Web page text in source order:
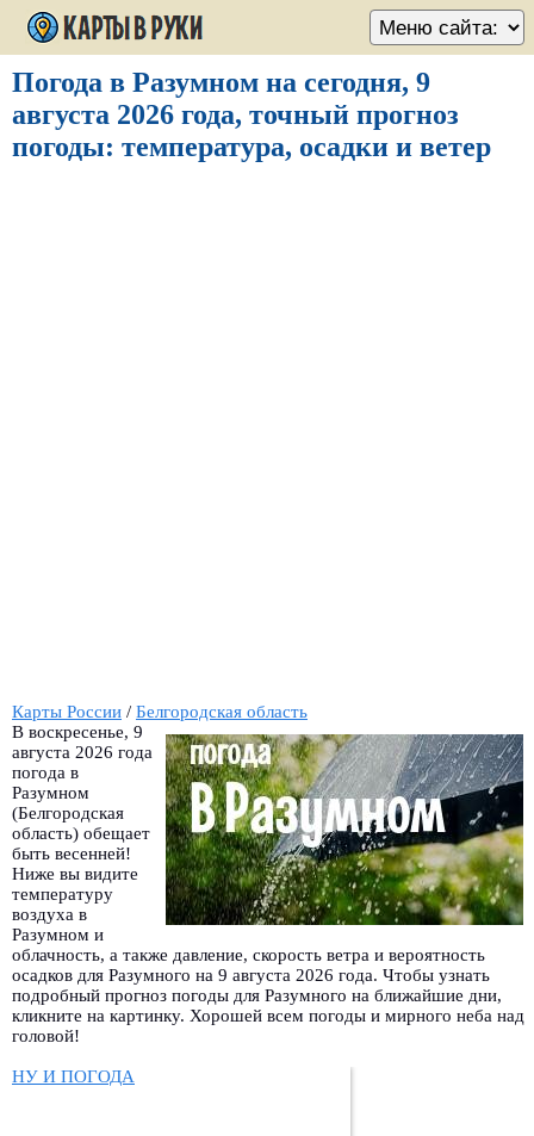
Погода в Разумном на сегодня, 9
августа 2026 года, точный прогноз
погоды: температура, осадки и ветер
Карты России / Белгородская область
В воскресенье, 9
августа 2026 года
погода в
Разумном
(Белгородская
область) обещает
быть весенней!
Ниже вы видите
температуру
воздуха в
Разумном и
облачность, а также давление, скорость ветра и вероятность
осадков для Разумного на 9 августа 2026 года. Чтобы узнать
подробный прогноз погоды для Разумного на ближайшие дни,
кликните на картинку. Хорошей всем погоды и мирного неба над
головой!
НУ И ПОГОДА